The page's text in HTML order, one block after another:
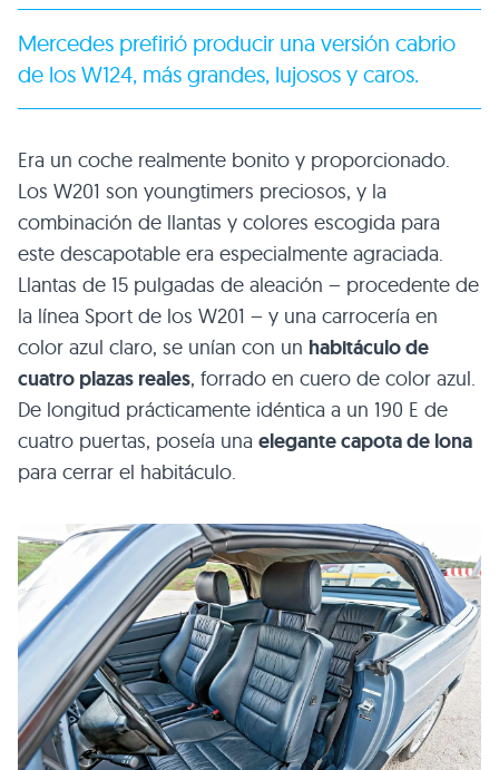
Mercedes prefirió producir una versión cabrio
de los W124, más grandes, lujosos y caros.
Era un coche realmente bonito y proporcionado.
Los W201 son youngtimers preciosos, y la
combinación de llantas y colores escogida para
este descapotable era especialmente agraciada.
Llantas de 15 pulgadas de aleación – procedente de
la línea Sport de los W201 – y una carrocería en
color azul claro, se unían con un habitáculo de
cuatro plazas reales, forrado en cuero de color azul.
De longitud prácticamente idéntica a un 190 E de
cuatro puertas, poseía una elegante capota de lona
para cerrar el habitáculo.